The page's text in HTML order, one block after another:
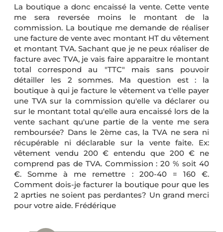
La boutique a donc encaissé la vente. Cette vente
me sera reversée moins le montant de la
commission. La boutique me demande de réaliser
une facture de vente avec montant HT du vêtement
et montant TVA. Sachant que je ne peux réaliser de
facture avec TVA, je vais faire apparaitre le montant
total correspond au "TTC" mais sans pouvoir
détailler les 2 sommes. Ma question est : la
boutique à qui je facture le vêtement va t'elle payer
une TVA sur la commission qu'elle va déclarer ou
sur le montant total qu'elle aura encaissé lors de la
vente sachant qu'une partie de la vente me sera
remboursée? Dans le 2ème cas, la TVA ne sera ni
récupérable ni déclarable sur la vente faite. Ex:
vêtement vendu 200 € entendu que 200 € ne
comprend pas de TVA. Commission : 20 % soit 40
€. Somme à me remettre : 200-40 = 160 €.
Comment dois-je facturer la boutique pour que les
2 aprties ne soient pas perdantes? Un grand merci
pour votre aide. Frédérique